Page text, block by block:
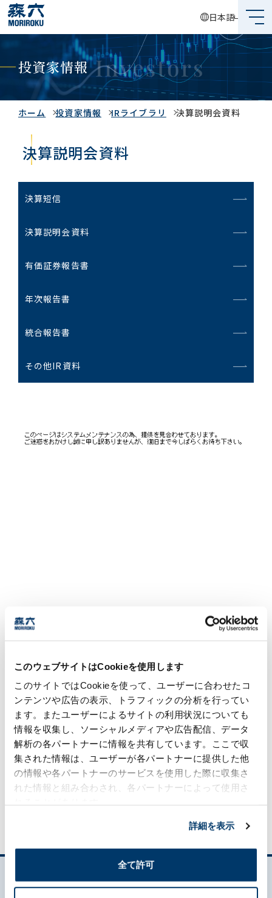
このウェブサイトはCookieを使用します
このサイトではCookieを使って、ユーザーに合わせたコ
ンテンツや広告の表示、トラフィックの分析を行ってい
ます。またユーザーによるサイトの利用状況についても
情報を収集し、ソーシャルメディアや広告配信、データ
解析の各パートナーに情報を共有しています。ここで収
集された情報は、ユーザーが各パートナーに提供した他
の情報や各パートナーのサービスを使用した際に収集さ
れた情報と組み合わされ、各パートナーによって使用さ
詳細を表示
全て許可
日本語
企業情報
事業内容
サステナビリティ
採用情報
#会社概要
#森六って何？
投資家情報
ホーム 投資家情報 IRライブラリ 決算説明会資料
決算説明会資料
決算短信
決算説明会資料
有価証券報告書
年次報告書
統合報告書
その他IR資料